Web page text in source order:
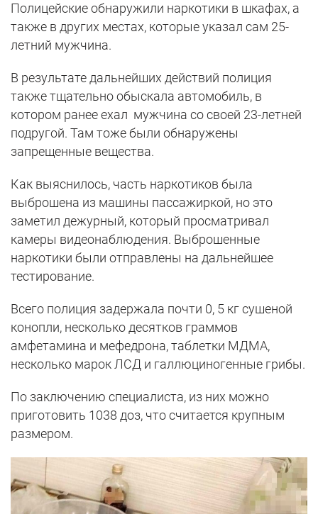
Полицейские обнаружили наркотики в шкафах, а
также в других местах, которые указал сам 25-
летний мужчина.
В результате дальнейших действий полиция
также тщательно обыскала автомобиль, в
котором ранее ехал мужчина со своей 23-летней
подругой. Там тоже были обнаружены
запрещенные вещества.
Как выяснилось, часть наркотиков была
выброшена из машины пассажиркой, но это
заметил дежурный, который просматривал
камеры видеонаблюдения. Выброшенные
наркотики были отправлены на дальнейшее
тестирование.
Всего полиция задержала почти 0, 5 кг сушеной
конопли, несколько десятков граммов
амфетамина и мефедрона, таблетки МДМА,
несколько марок ЛСД и галлюциногенные грибы.
По заключению специалиста, из них можно
приготовить 1038 доз, что считается крупным
размером.